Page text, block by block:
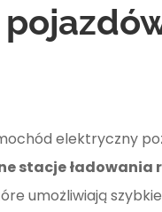
elektryczny
stacje ładowania
umożliwiają